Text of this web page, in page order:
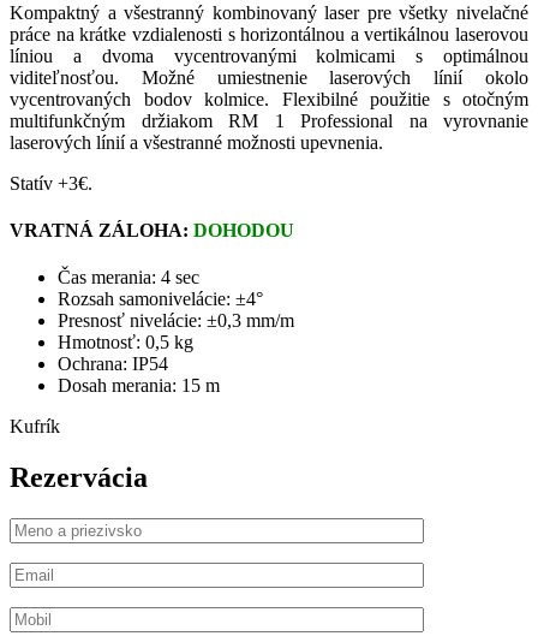
Kompaktný a všestranný kombinovaný laser pre všetky nivelačné
práce na krátke vzdialenosti s horizontálnou a vertikálnou laserovou
líniou a dvoma vycentrovanými kolmicami s optimálnou
viditeľnosťou. Možné umiestnenie laserových línií okolo
vycentrovaných bodov kolmice. Flexibilné použitie s otočným
multifunkčným držiakom RM 1 Professional na vyrovnanie
laserových línií a všestranné možnosti upevnenia.
Statív +3€.
VRATNÁ ZÁLOHA: DOHODOU
Čas merania: 4 sec
Rozsah samonivelácie: ±4°
Presnosť nivelácie: ±0,3 mm/m
Hmotnosť: 0,5 kg
Ochrana: IP54
Dosah merania: 15 m
Kufrík
Rezervácia